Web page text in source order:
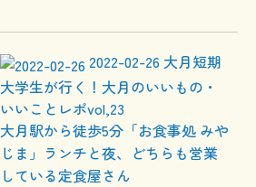
2022-02-26 大月短期
大学生が行く！大月のいいもの・
いいことレポvol,23
大月駅から徒歩5分「お食事処 みや
じま」ランチと夜、どちらも営業
している定食屋さん